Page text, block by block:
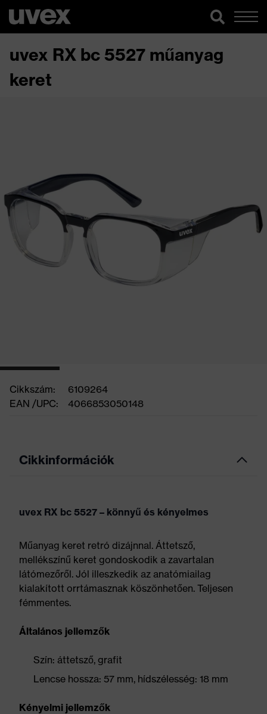
uvex RX bc 5527 műanyag
keret
Cikkszám:
6109264
EAN /UPC:
4066853050148
Cikkinformációk
uvex RX bc 5527 – könnyű és kényelmes
Műanyag keret retró dizájnnal. Áttetsző,
mellékszínű keret gondoskodik a zavartalan
látómezőről. Jól illeszkedik az anatómiailag
kialakított orrtámasznak köszönhetően. Teljesen
fémmentes.
Általános jellemzők
Szín: áttetsző, grafit
Lencse hossza: 57 mm, hídszélesség: 18 mm
Kényelmi jellemzők